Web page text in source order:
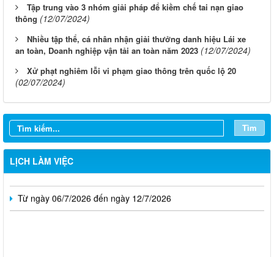
Tập trung vào 3 nhóm giải pháp để kiềm chế tai nạn giao
thông (12/07/2024)
Nhiều tập thể, cá nhân nhận giải thưởng danh hiệu Lái xe
an toàn, Doanh nghiệp vận tải an toàn năm 2023 (12/07/2024)
Xử phạt nghiêm lỗi vi phạm giao thông trên quốc lộ 20
(02/07/2024)
Tìm
LỊCH LÀM VIỆC
Từ ngày 03/8/2026 đến ngày 09/8/2026
Từ ngày 27/7/2026 đến ngày 02/8/2026
Từ ngày 20/7/2026 đến ngày 26/7/2026
Từ ngày 13/7/2026 đến ngày 18/7/2026
Từ ngày 06/7/2026 đến ngày 12/7/2026